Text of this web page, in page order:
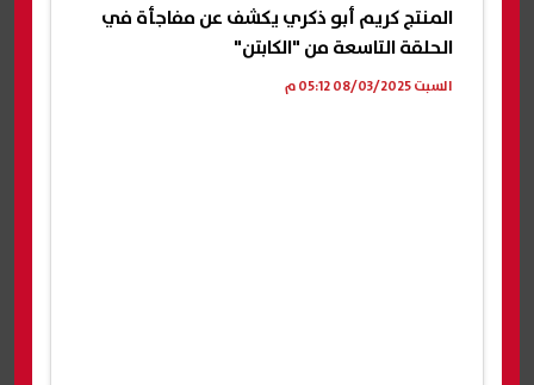
المنتج كريم أبو ذكري يكشف عن مفاجأة في
الحلقة التاسعة من "الكابتن"
السبت 08/03/2025 05:12 م